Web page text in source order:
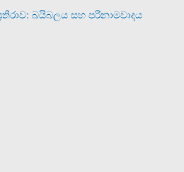
බයිබලය සහ පරිනාමවාදය